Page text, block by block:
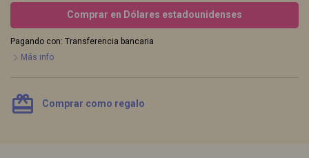
Comprar en Dólares estadounidenses
Pagando con: Transferencia bancaria
Más info
card_giftcard Comprar como regalo